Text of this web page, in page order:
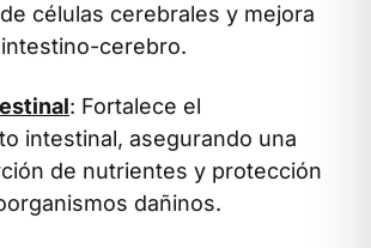
células cerebrales y mejora
cerebro.
: Fortalece el
intestinal, asegurando una
de nutrientes y protección
dañinos.